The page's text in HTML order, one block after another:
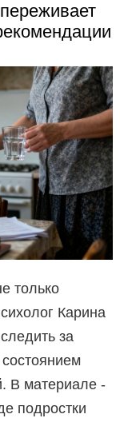
только
Карина
за
В материале -
подростки